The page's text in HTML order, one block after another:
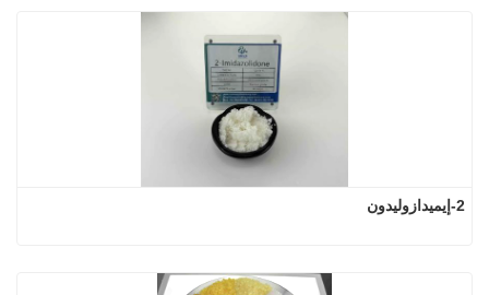
2-إيميدازوليدون